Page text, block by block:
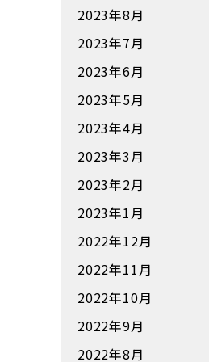
2023年8月
2023年7月
2023年6月
2023年5月
2023年4月
2023年3月
2023年2月
2023年1月
2022年12月
2022年11月
2022年10月
2022年9月
2022年8月